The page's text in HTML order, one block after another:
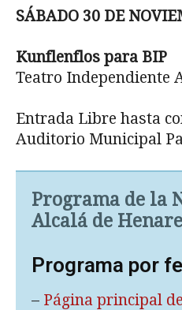
SÁBADO 30 DE
Kunflenflos para BIP
Teatro Independiente
Entrada Libre hasta
Auditorio Municipal
Programa de la
Alcalá de
Programa por
– Página principal